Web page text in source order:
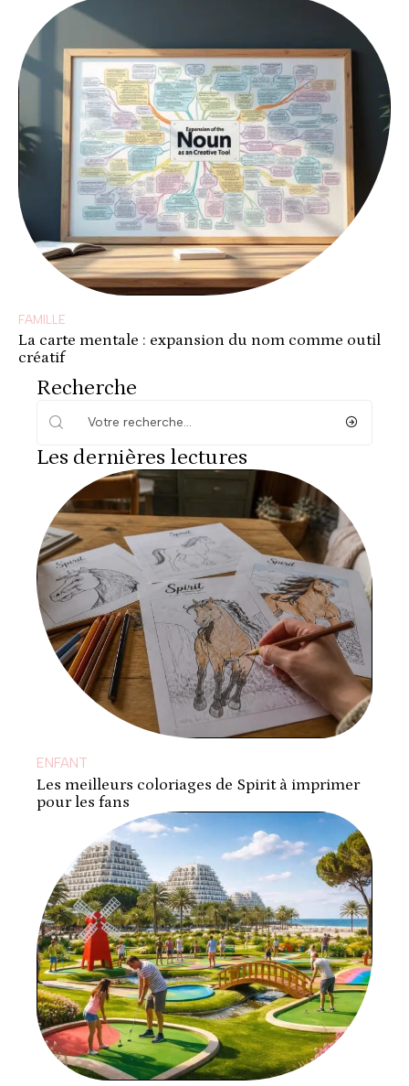
FAMILLE
La carte mentale : expansion du nom comme outil
créatif
Recherche
Les dernières lectures
ENFANT
Les meilleurs coloriages de Spirit à imprimer
pour les fans